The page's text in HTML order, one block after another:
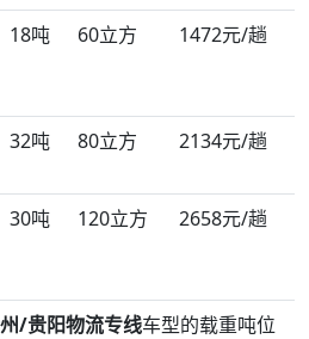
18吨 60立方 1472元/趟
32吨 80立方 2134元/趟
30吨 120立方 2658元/趟
/贵阳物流专线车型的载重吨位